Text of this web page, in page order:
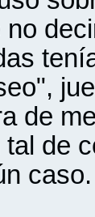
no
de
tal de
caso.